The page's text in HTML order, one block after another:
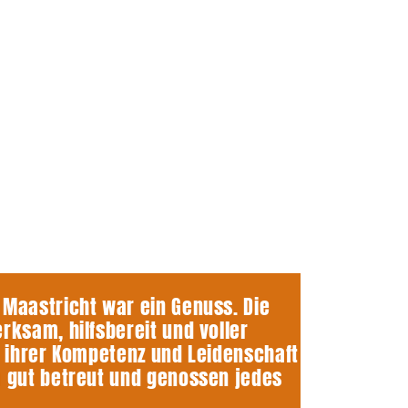
war ein Genuss. Die
hilfsbereit und voller
Kompetenz und Leidenschaft
betreut und genossen jedes